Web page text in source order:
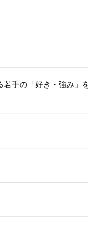
手の「好き・強み」